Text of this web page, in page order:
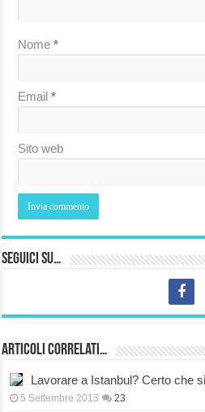
Nome*
Email*
Sito web
Seguici su…
Articoli correlati…
Lavorare a Istanbul? Certo che si
5 Settembre 2013 23